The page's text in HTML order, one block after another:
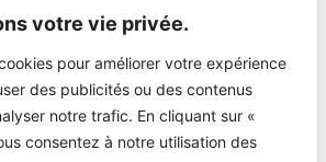
votre vie privée.
pour améliorer votre expérience
des publicités ou des contenus
notre trafic. En cliquant sur «
consentez à notre utilisation des
IKEA Lausanne avec LL Transport
ponctuelle et sécurisée. Devis
maintenant!
»